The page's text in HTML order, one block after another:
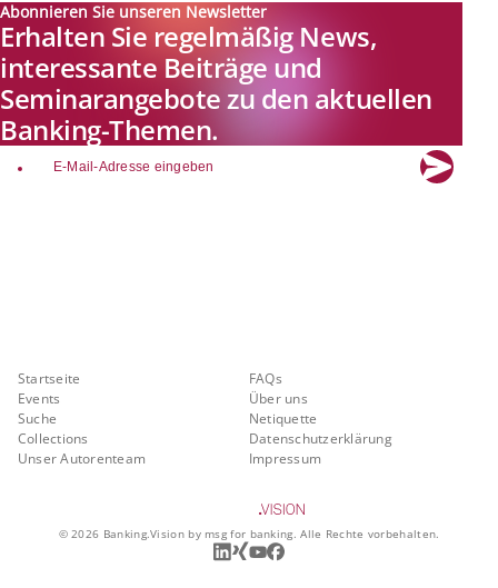
Abonnieren Sie unseren Newsletter
Erhalten Sie regelmäßig News,
interessante Beiträge und
Seminarangebote zu den aktuellen
Banking-Themen.
email
Startseite
Events
Suche
Collections
Unser Autorenteam
FAQs
Über uns
Netiquette
Datenschutzerklärung
Impressum
©2026 Banking.Vision by msg for banking. Alle Rechte vorbehalten.